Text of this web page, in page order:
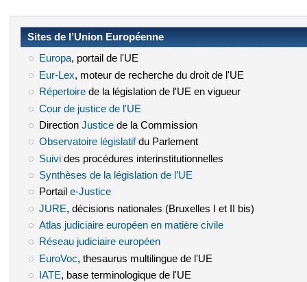
Sites de l’Union Européenne
Europa(le lien est externe)
, portail de l'UE
Eur-Lex (le lien est externe)
, moteur de recherche du droit de l'UE
Répertoire(le lien est externe)
de la législation de l'UE en vigueur
Cour de justice de l'UE
Direction Justice(le lien est externe)
de la Commission
Observatoire législatif(le lien est externe)
du Parlement
Suivi(le lien est externe)
des procédures interinstitutionnelles
Synthèses de la législation de l’UE
Portail e-Justice(le lien est externe)
JURE (le lien est externe)
, décisions nationales (Bruxelles I et II bis)
Atlas judiciaire européen en matière civile(le lien est externe)
Réseau judiciaire européen(le lien est externe)
EuroVoc (le lien est externe)
, thesaurus multilingue de l'UE
IATE(le lien est externe)
, base terminologique de l'UE